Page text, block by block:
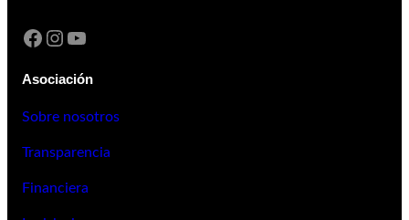
Asociación
Sobre nosotros
Transparencia
Financiera